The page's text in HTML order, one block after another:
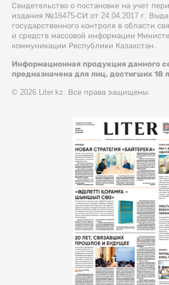
Свидетельство о постановке на учет
издания №16475-СИ от 24.04.2017 г.
государственного контроля в области
и средств массовой информации
коммуникации Республики Казахстан.
Информационная продукция данного
предназначена для лиц, достигших 18
© 2026 Liter.kz. Все права защищены.